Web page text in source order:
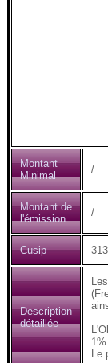
Montant
Minimal
/
Montant de
l'émission
/
Cusip
Description
détaillée
Le